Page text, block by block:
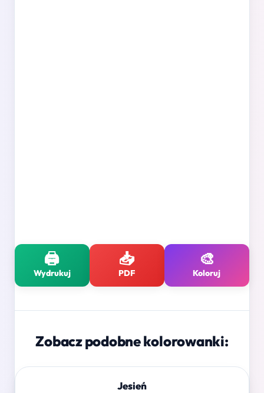
🖨️
Wydrukuj
📥
PDF
🎨
Koloruj
Zobacz podobne kolorowanki:
Jesień